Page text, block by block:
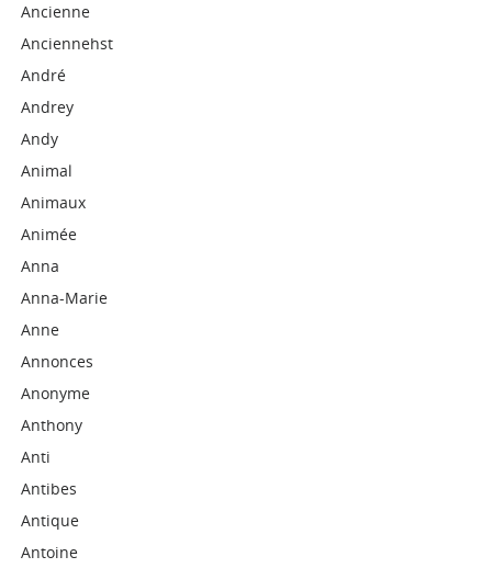
Ancienne
Anciennehst
André
Andrey
Andy
Animal
Animaux
Animée
Anna
Anna-Marie
Anne
Annonces
Anonyme
Anthony
Anti
Antibes
Antique
Antoine